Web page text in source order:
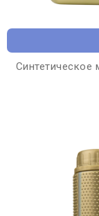
Синтетическое